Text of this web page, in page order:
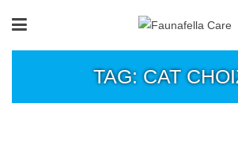
TAG: CAT